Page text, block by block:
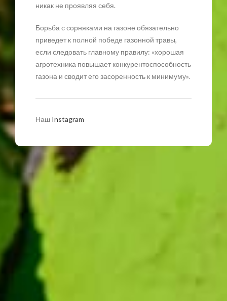
никак не проявляя себя.
Борьба с сорняками на газоне обязательно
приведет к полной победе газонной травы,
если следовать главному правилу: «хорошая
агротехника повышает конкурентоспособность
газона и сводит его засоренность к минимуму».
Наш Instagram